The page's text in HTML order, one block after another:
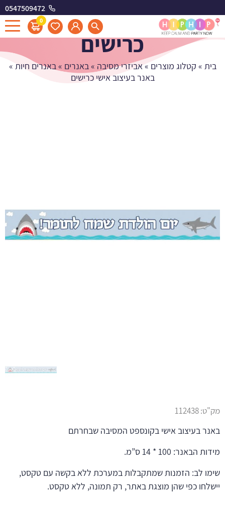
0547509472
0
באנר בעיצוב אישי
כרישים
בית » קטלוג מוצרים »אביזרי מסיבה »באנרים »באנרים חיות »
באנר בעיצוב אישי כרישים
מק"ט:112438
באנר בעיצוב אישי בקונספט המסיבה שבחרתם
מידות הבאנר: 100 * 14 ס”מ.
שימו לב: הזמנות שמתקבלות במערכת ללא בקשה עם טקסט,
יישלחו כפי שהן מוצגת באתר, רק תמונה, ללא טקסט.